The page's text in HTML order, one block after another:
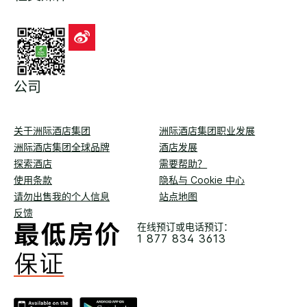
公司
关于洲际酒店集团
洲际酒店集团职业发展
洲际酒店集团全球品牌
酒店发展
探索酒店
需要帮助？
使用条款
隐私与 Cookie 中心
请勿出售我的个人信息
站点地图
反馈
在线预订或电话预订：
1 877 834 3613